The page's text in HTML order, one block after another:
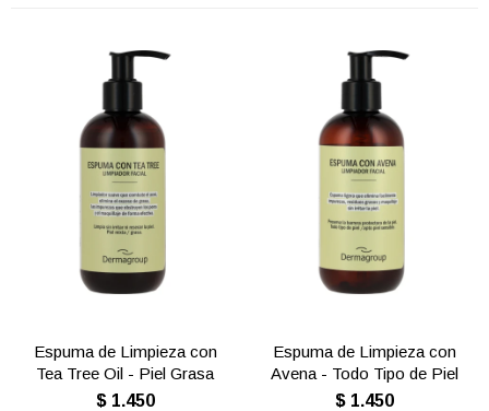
Espuma de Limpieza con
Tea Tree Oil - Piel Grasa
$ 1.450
Espuma de Limpieza con
Avena - Todo Tipo de Piel
$ 1.450